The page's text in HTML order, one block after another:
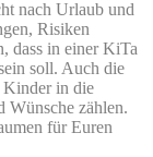
nach Urlaub und
Risiken
dass in einer KiTa
soll. Auch die
Kinder in die
Wünsche zählen.
für Euren